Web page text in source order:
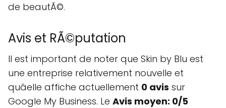
de beautÃ©.
Avis et RÃ©putation
Il est important de noter que Skin by Blu est
une entreprise relativement nouvelle et
quâelle affiche actuellement 0 avis sur
Google My Business. Le Avis moyen: 0/5